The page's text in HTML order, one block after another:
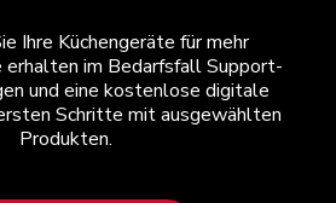
Ihre Küchengeräte für mehr
erhalten im Bedarfsfall Support-
und eine kostenlose digitale
Schritte mit ausgewählten
Produkten.